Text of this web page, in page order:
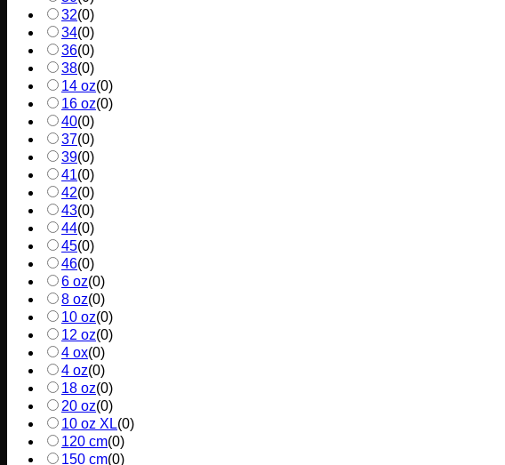
32(0)
34(0)
36(0)
38(0)
14 oz(0)
16 oz(0)
40(0)
37(0)
39(0)
41(0)
42(0)
43(0)
44(0)
45(0)
46(0)
6 oz(0)
8 oz(0)
10 oz(0)
12 oz(0)
4 ox(0)
4 oz(0)
18 oz(0)
20 oz(0)
10 oz XL(0)
120 cm(0)
150 cm(0)